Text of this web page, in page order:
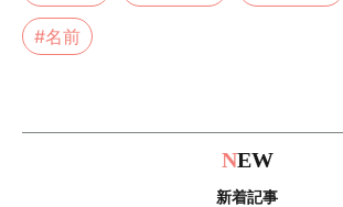
#名前
NEW
新着記事